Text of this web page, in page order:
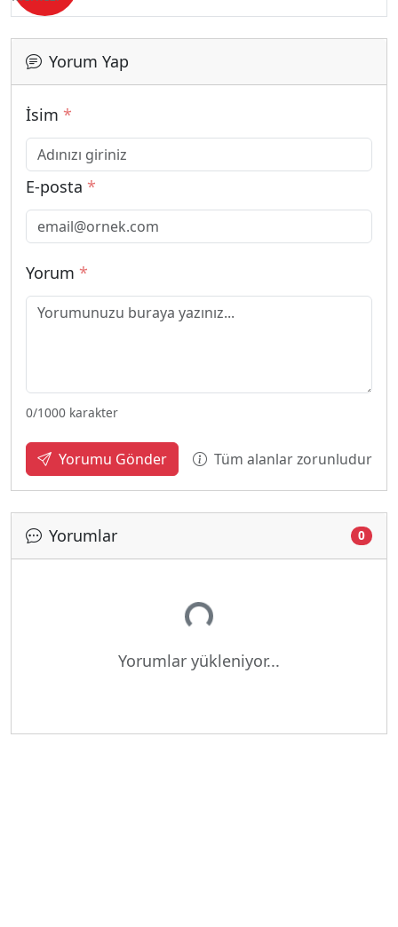
Yorum Yap
İsim *
E-posta *
Yorum *
0/1000 karakter
Yorumu Gönder Tüm alanlar zorunludur
Yorumlar 0
Yükleniyor...
Yorumlar yükleniyor...